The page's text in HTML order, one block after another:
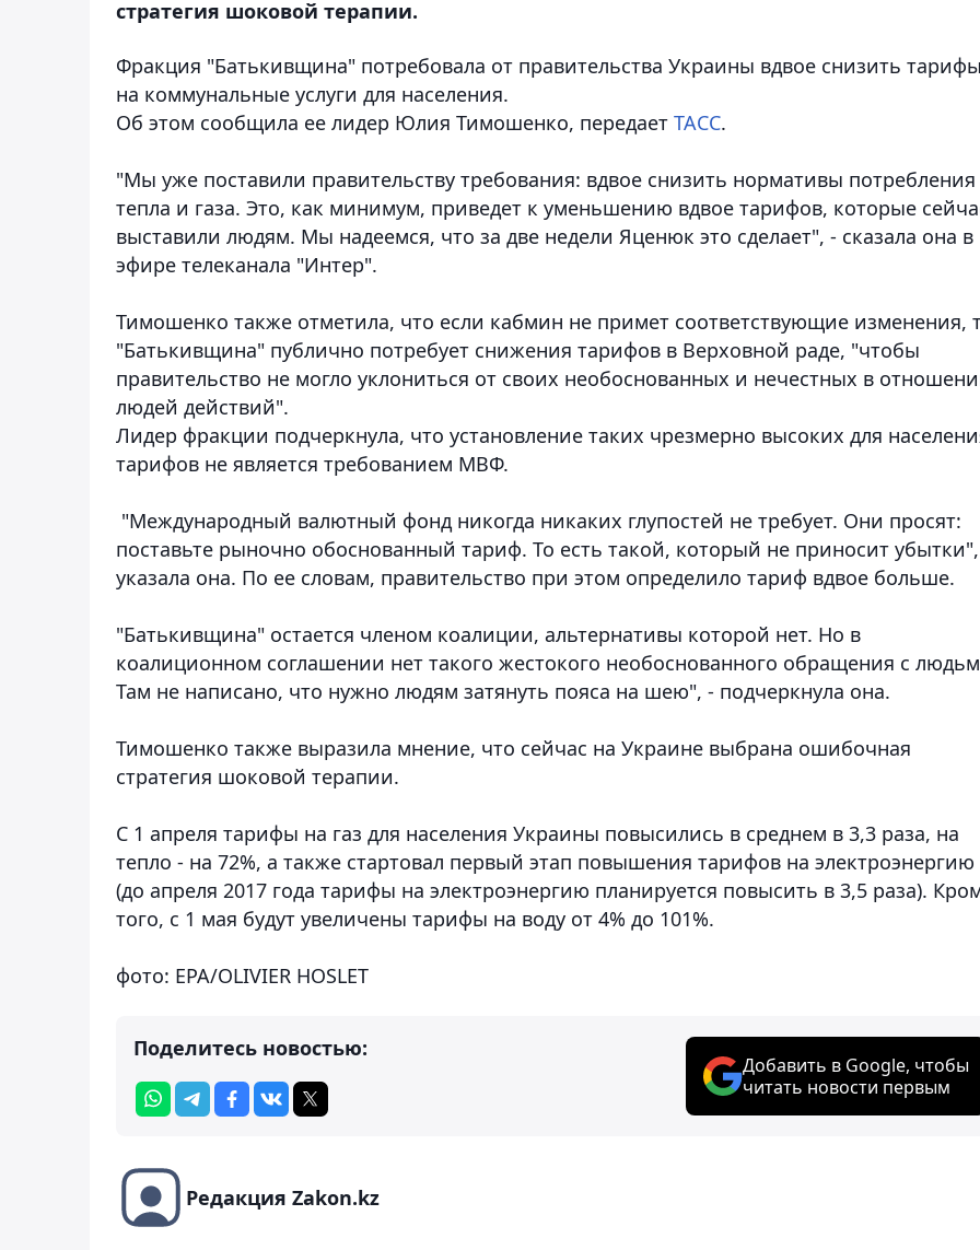
стратегия шоковой терапии.
Фракция "Батькивщина" потребовала от правительства Украины вдвое снизить тарифы
на коммунальные услуги для населения.
Об этом сообщила ее лидер Юлия Тимошенко, передает ТАСС.
"Мы уже поставили правительству требования: вдвое снизить нормативы потребления
тепла и газа. Это, как минимум, приведет к уменьшению вдвое тарифов, которые
выставили людям. Мы надеемся, что за две недели Яценюк это сделает", - сказала она в
эфире телеканала "Интер".
Тимошенко также отметила, что если кабмин не примет соответствующие изменения,
"Батькивщина" публично потребует снижения тарифов в Верховной раде, "чтобы
правительство не могло уклониться от своих необоснованных и нечестных в
людей действий".
Лидер фракции подчеркнула, что установление таких чрезмерно высоких для
тарифов не является требованием МВФ.
"Международный валютный фонд никогда никаких глупостей не требует. Они просят:
поставьте рыночно обоснованный тариф. То есть такой, который не приносит
указала она. По ее словам, правительство при этом определило тариф вдвое больше.
"Батькивщина" остается членом коалиции, альтернативы которой нет. Но в
коалиционном соглашении нет такого жестокого необоснованного обращения с
Там не написано, что нужно людям затянуть пояса на шею", - подчеркнула она.
Тимошенко также выразила мнение, что сейчас на Украине выбрана ошибочная
стратегия шоковой терапии.
С 1 апреля тарифы на газ для населения Украины повысились в среднем в 3,3 раза, на
тепло - на 72%, а также стартовал первый этап повышения тарифов на электроэнергию
(до апреля 2017 года тарифы на электроэнергию планируется повысить в 3,5 раза).
того, с 1 мая будут увеличены тарифы на воду от 4% до 101%.
фото: EPA/OLIVIER HOSLET
Поделитесь новостью:
Добавить в Google, чтобы
читать новости первым
Редакция Zakon.kz